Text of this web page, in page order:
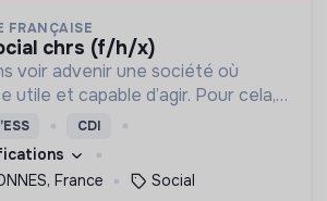
FRANÇAISE
chrs (f/h/x)
voir advenir une société où
utile et capable d’agir. Pour cela,
des moyens et des lieux
et adaptés à tous.
CDI
France
Social